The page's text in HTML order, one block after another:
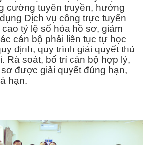
cường tuyên truyền, hướng
Dịch vụ công trực tuyến
tỷ lệ số hóa hồ sơ, giảm
cán bộ phải liên tục tự học
định, quy trình giải quyết thủ
Rà soát, bố trí cán bộ hợp lý,
được giải quyết đúng hạn,
hạn.